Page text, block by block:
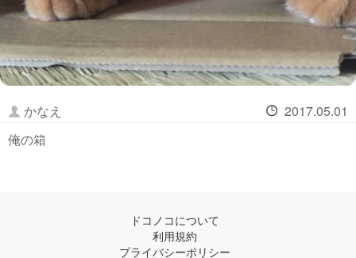
かなえ
2017.05.01
俺の箱
ドコノコについて
利用規約
プライバシーポリシー